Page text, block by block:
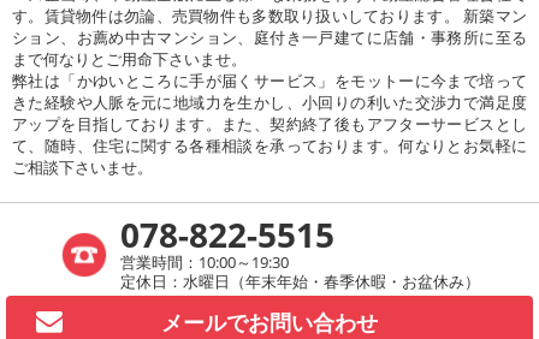
す。賃貸物件は勿論、売買物件も多数取り扱いしております。 新築マン
ション、お薦め中古マンション、庭付き一戸建てに店舗・事務所に至る
まで何なりとご用命下さいませ。
弊社は「かゆいところに手が届くサービス」をモットーに今まで培って
きた経験や人脈を元に地域力を生かし、小回りの利いた交渉力で満足度
アップを目指しております。また、契約終了後もアフターサービスとし
て、随時、住宅に関する各種相談を承っております。何なりとお気軽に
ご相談下さいませ。
078-822-5515
営業時間：10:00～19:30
定休日：水曜日（年末年始・春季休暇・お盆休み）
メールでお問い合わせ